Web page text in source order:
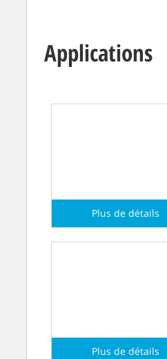
Applications
Plus de détails
Plus de détails